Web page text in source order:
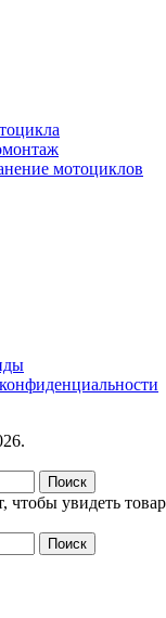
мотоциклов
Поиск
чтобы увидеть
Поиск